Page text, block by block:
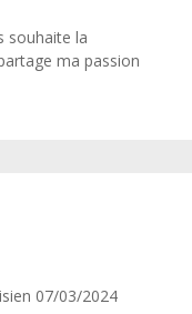
souhaite la
ma passion
07/03/2024